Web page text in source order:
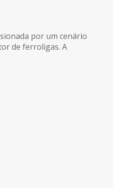
por um cenário
de ferroligas. A